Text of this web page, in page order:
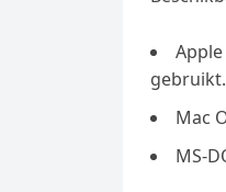
gebruikt.
Mac
MS-